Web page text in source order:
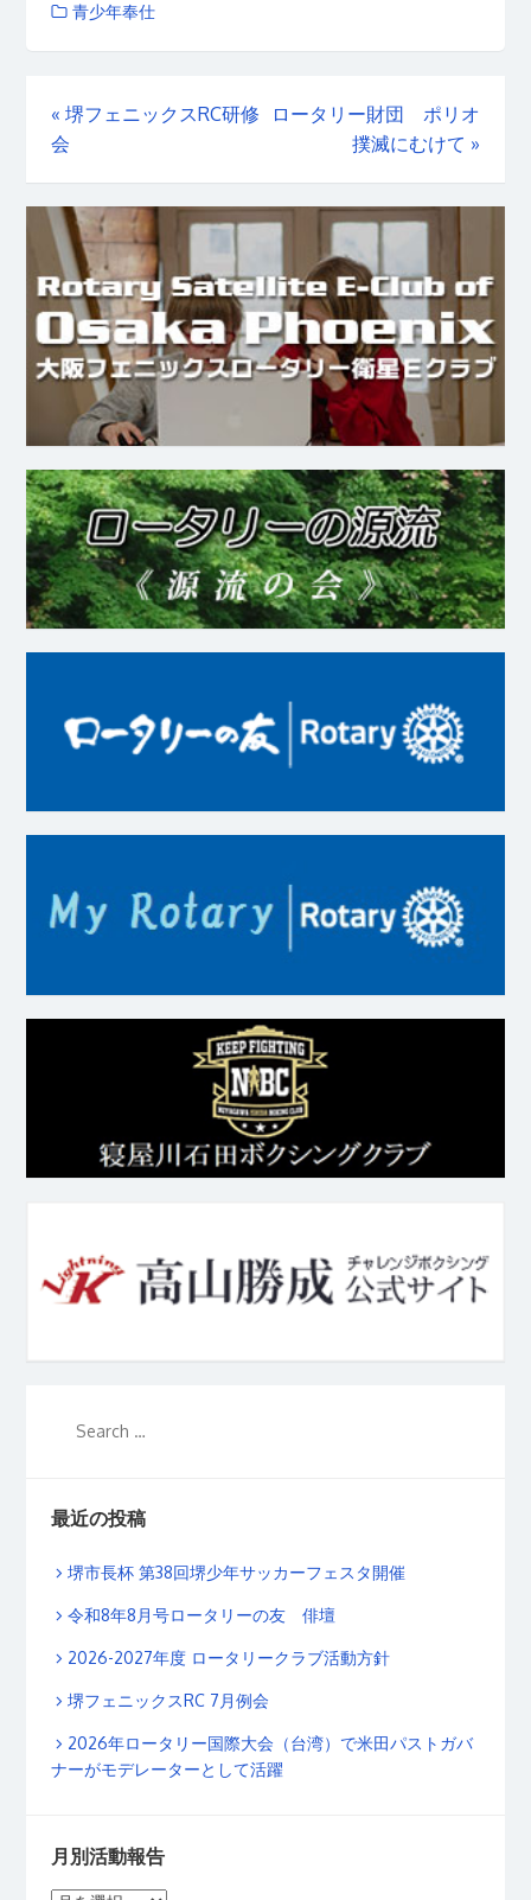
青少年奉仕
« 堺フェニックスRC研修
会
ロータリー財団 ポリオ
撲滅にむけて »
最近の投稿
堺市長杯 第38回堺少年サッカーフェスタ開催
令和8年8月号ロータリーの友 俳壇
2026-2027年度 ロータリークラブ活動方針
堺フェニックスRC 7月例会
2026年ロータリー国際大会（台湾）で米田パストガバ
ナーがモデレーターとして活躍
月別活動報告